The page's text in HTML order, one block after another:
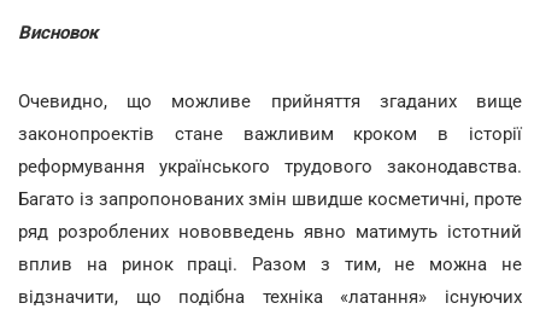
Висновок
Очевидно, що можливе прийняття згаданих вище
законопроектів стане важливим кроком в історії
реформування українського трудового законодавства.
Багато із запропонованих змін швидше косметичні, проте
ряд розроблених нововведень явно матимуть істотний
вплив на ринок праці. Разом з тим, не можна не
відзначити, що подібна техніка «латання» існуючих